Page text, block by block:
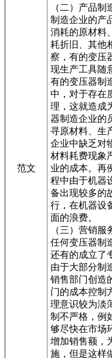
范文
（二）产品
制造企业的产
消耗的原材料
耗折旧、其他
察，有的变压
现生产工具随
有的变压器制
中，对于存在
理，这就造成
器制造企业的
寻原材料、生
企业中缺乏对
材料耗费现象
业的成本。再
程中由于机器
备出现较多的
行，在机器设
面的浪费。
（三）营销
任何变压器制
还有的成立了
由于大部分制
销售部门创造
门的成本控制
理意识较为淡
制不严格，例
够尽快在市场
增加销售额，
施，但是这样